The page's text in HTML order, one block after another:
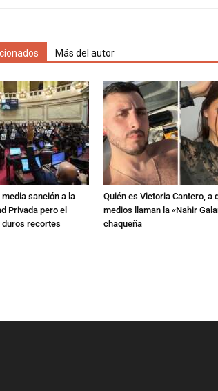
Más del autor
media sanción a la
Privada pero el
recortes
Quién es Victoria Cantero, a
medios llaman la «Nahir
chaqueña